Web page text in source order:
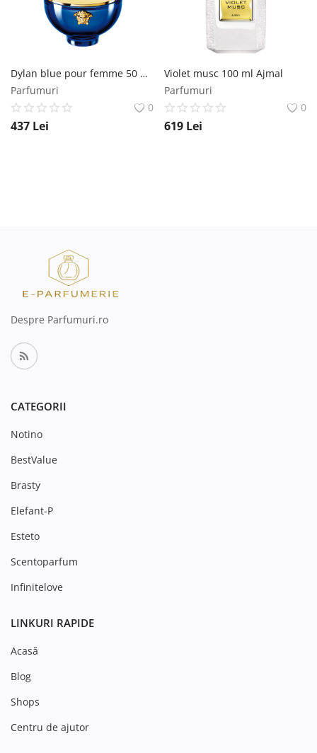
Dylan blue pour femme 50 ml Versace
Parfumuri
0
437 Lei
Violet musc 100 ml Ajmal
Parfumuri
0
619 Lei
Despre Parfumuri.ro
CATEGORII
Notino
BestValue
Brasty
Elefant-P
Esteto
Scentoparfum
Infinitelove
LINKURI RAPIDE
Acasă
Blog
Shops
Centru de ajutor